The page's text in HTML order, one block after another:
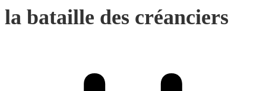
la bataille des créanciers